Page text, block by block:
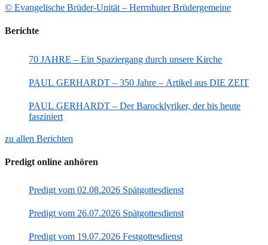
© Evangelische Brüder-Unität – Herrnhuter Brüdergemeine
Berichte
70 JAHRE – Ein Spaziergang durch unsere Kirche
PAUL GERHARDT – 350 Jahre – Artikel aus DIE ZEIT
PAUL GERHARDT – Der Barocklyriker, der bis heute
fasziniert
zu allen Berichten
Predigt online anhören
Predigt vom 02.08.2026 Spätgottesdienst
Predigt vom 26.07.2026 Spätgottesdienst
Predigt vom 19.07.2026 Festgottesdienst